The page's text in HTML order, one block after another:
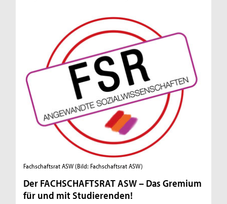
Fachschaftsrat ASW (Bild: Fachschaftsrat ASW)
Der FACHSCHAFTSRAT ASW – Das Gremium
für und mit Studierenden!